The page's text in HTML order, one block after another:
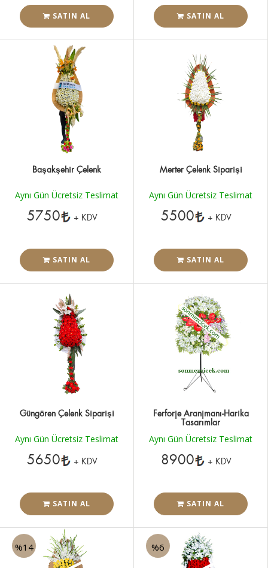
SATIN AL SATIN AL
Başakşehir Çelenk
Aynı Gün Ücretsiz Teslimat
5750 + KDV
SATIN AL
Merter Çelenk Siparişi
Aynı Gün Ücretsiz Teslimat
5500 + KDV
SATIN AL
Güngören Çelenk Siparişi
Aynı Gün Ücretsiz Teslimat
5650 + KDV
SATIN AL
Ferforje Aranjmanı-Harika
Tasarımlar
Aynı Gün Ücretsiz Teslimat
8900 + KDV
SATIN AL
%14 %6